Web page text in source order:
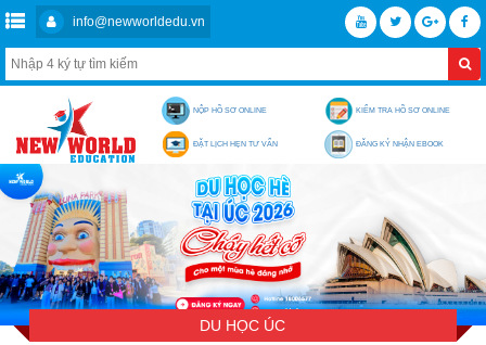
info@newworldedu.vn
NỘP HỒ SƠ ONLINE KIỂM TRA HỒ SƠ ONLINE
ĐẶT LỊCH HẸN TƯ VẤN ĐĂNG KÝ NHẬN EBOOK
DU HỌC ÚC